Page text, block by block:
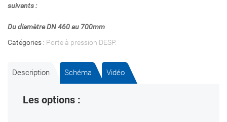
suivants :
Du diamètre DN 460 au 700mm
Catégories : Porte à pression DESP.
Description Schéma Vidéo
Les options :